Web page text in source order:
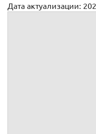
Дата актуализации: